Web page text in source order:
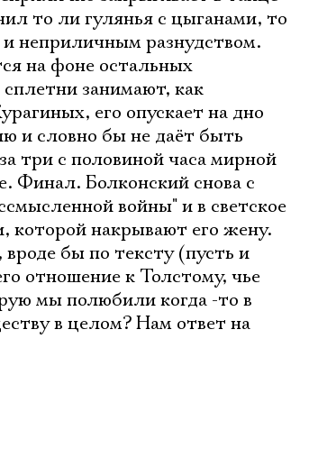
то ли гулянья с цыганами, то
неприличным разнудством.
на фоне остальных
занимают, как
его опускает на дно
и словно бы не даёт быть
три с половиной часа мирной
Финал. Болконский снова с
войны" и в светское
которой накрывают его жену.
бы по тексту (пусть и
отношение к Толстому, чье
мы полюбили когда -то в
в целом? Нам ответ на